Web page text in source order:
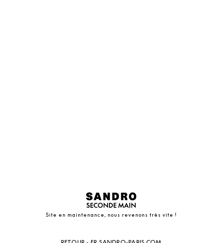
Site en maintenance, nous revenons très vite !